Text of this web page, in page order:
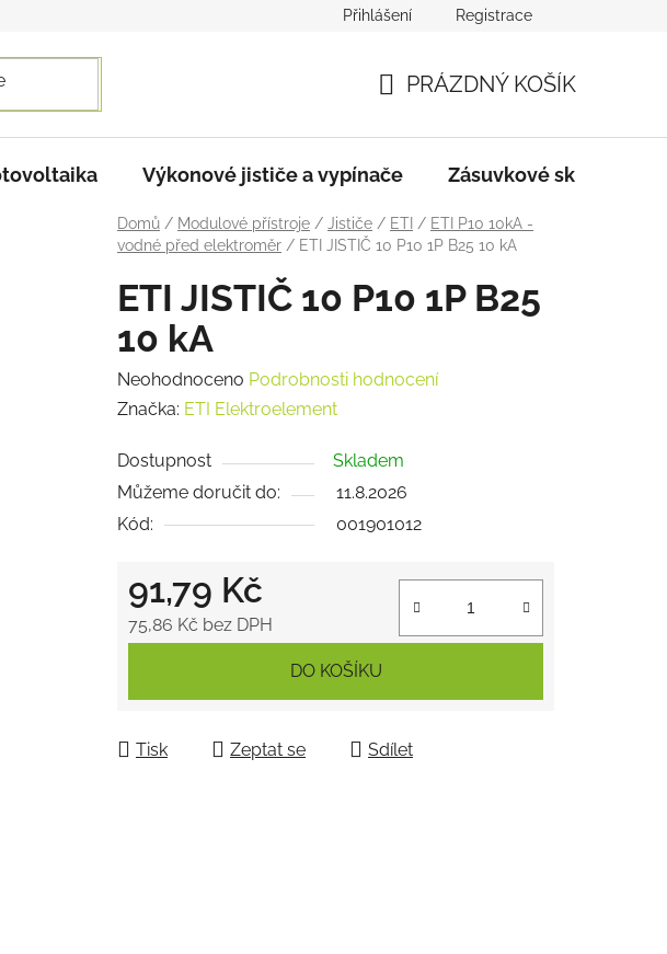
Podmínky ochrany osobních údajů
Přihlášení Registrace
KOŠÍK
PRÁZDNÝ KOŠÍK
Výkonové jističe a vypínače Zásuvkové skříně
Domů / Modulové přístroje / Jističe / ETI / ETI P10 10kA -
vodné před elektroměr / ETI JISTIČ 10 P10 1P B25 10 kA
ETI JISTIČ 10 P10 1P B25
10 kA
Průměrné
hodnocení
je
0,0
z
hvězdiček.
Neohodnoceno Podrobnosti hodnocení
Značka: ETI Elektroelement
Dostupnost
Skladem
Můžeme doručit do:
11.8.2026
Kód:
001901012
91,79 Kč
75,86 Kč bez DPH
DO KOŠÍKU
Tisk Zeptat se Sdílet